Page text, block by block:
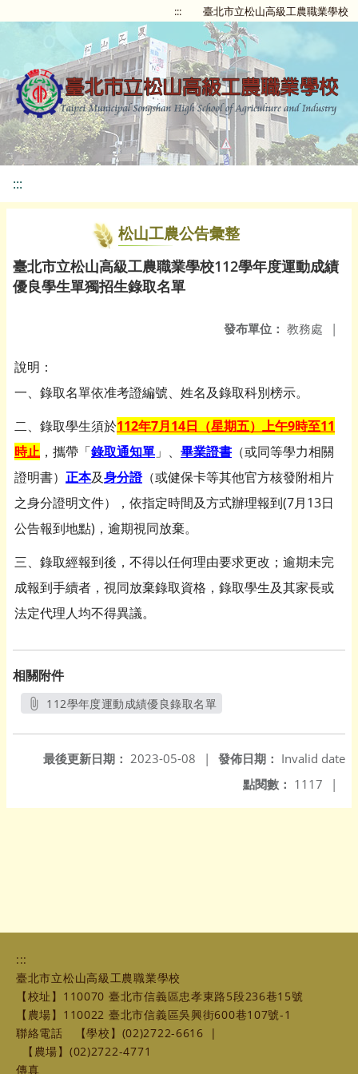
::: 臺北市立松山高級工農職業學校
:::
松山工農公告彙整
臺北市立松山高級工農職業學校112學年度運動成績
優良學生單獨招生錄取名單
發布單位： 教務處 |
說明：
一、錄取名單依准考證編號、姓名及錄取科別榜示。
二、錄取學生須於112年7月14日（星期五）上午9時至11
時止 ，攜帶「錄取通知單 」、 畢業證書 （或同等學力相關
證明書） 正本及身分證（或健保卡等其他官方核發附相片
之身分證明文件），依指定時間及方式辦理報到(7月13日
公告報到地點)，逾期視同放棄。
三、錄取經報到後，不得以任何理由要求更改；逾期未完
成報到手續者，視同放棄錄取資格，錄取學生及其家長或
法定代理人均不得異議。
相關附件
112學年度運動成績優良錄取名單
發佈日期： Invalid date
最後更新日期： 2023-05-08
|
點閱數： 1117 |
:::
臺北市立松山高級工農職業學校
【校址】110070 臺北市信義區忠孝東路5段236巷15號
【農場】110022 臺北市信義區吳興街600巷107號-1
聯絡電話
【學校】(02)2722-6616
|
【農場】(02)2722-4771
傳真